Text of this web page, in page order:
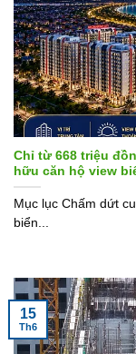
Chỉ từ 668 triệu
hữu căn hộ view
Mục lục Chấm dứt
biển...
15
Th6